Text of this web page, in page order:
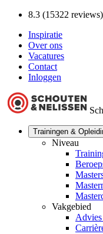
8.3 (15322 reviews)
Inspiratie
Over ons
Vacatures
Contact
Inloggen
Trainingen &
Niveau
Vakgebied